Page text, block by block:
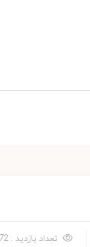
تعداد بازدید : 972